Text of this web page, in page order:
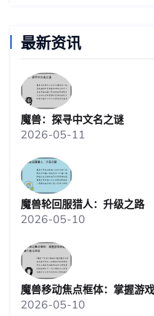
最新资讯
魔兽：探寻中文名之谜
2026-05-11
魔兽轮回服猎人：升级之路
2026-05-10
魔兽移动焦点框体：掌握游
2026-05-10